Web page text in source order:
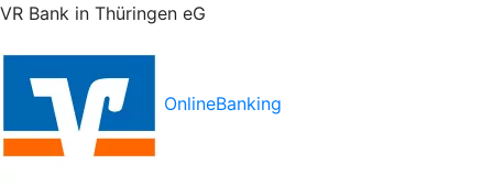
VR Bank in Thüringen eG
OnlineBanking